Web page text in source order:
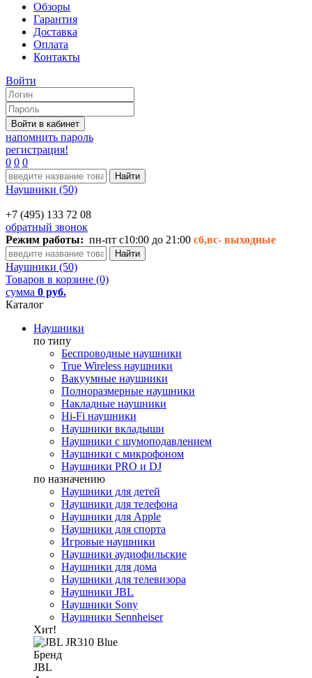
Обзоры
Гарантия
Доставка
Оплата
Контакты
Войти
напомнить пароль
регистрация!
0 0 0
Наушники (50)
+7 (495) 133 72 08
обратный звонок
Режим работы: пн-пт с10:00 до 21:00 сб,вс- выходные
Наушники (50)
Товаров в корзине (0)
сумма 0 руб.
Каталог
Наушники
по типу
Беспроводные наушники
True Wireless наушники
Вакуумные наушники
Полноразмерные наушники
Накладные наушники
Hi-Fi наушники
Наушники вкладыши
Наушники с шумоподавлением
Наушники с микрофоном
Наушники PRO и DJ
по назначению
Наушники для детей
Наушники для телефона
Наушники для Apple
Наушники для спорта
Игровые наушники
Наушники аудиофильские
Наушники для дома
Наушники для телевизора
Наушники JBL
Наушники Sony
Наушники Sennheiser
Хит!
Бренд
JBL